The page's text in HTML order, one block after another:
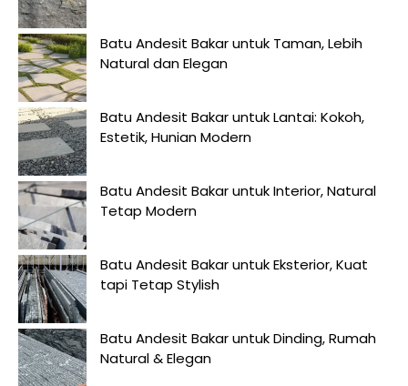
Batu Andesit Bakar untuk Taman, Lebih
Natural dan Elegan
Batu Andesit Bakar untuk Lantai: Kokoh,
Estetik, Hunian Modern
Batu Andesit Bakar untuk Interior, Natural
Tetap Modern
Batu Andesit Bakar untuk Eksterior, Kuat
tapi Tetap Stylish
Batu Andesit Bakar untuk Dinding, Rumah
Natural & Elegan